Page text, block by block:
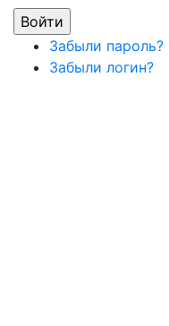
Забыли пароль?
Забыли логин?